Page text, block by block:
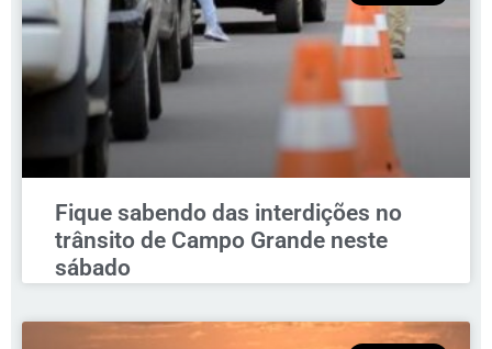
Fique sabendo das interdições no
trânsito de Campo Grande neste
sábado